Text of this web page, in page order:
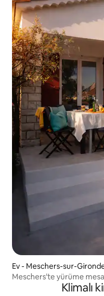
Ev - Meschers-sur-
Meschers'te yürüme
Klimalı